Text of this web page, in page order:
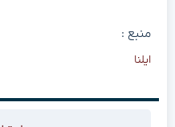
منبع :
ایلنا